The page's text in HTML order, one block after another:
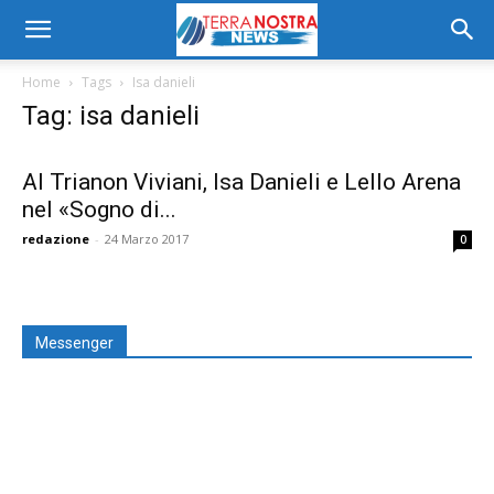
Home Tags Isa danieli
Tag: isa danieli
Al Trianon Viviani, Isa Danieli e Lello Arena
nel «Sogno di...
redazione - 24 Marzo 2017 0
Messenger